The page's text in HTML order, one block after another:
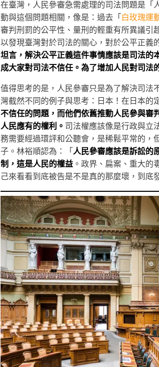
在臺灣，人民參審急需處理的司法問題是「
動與這個問題相關，像是：過去「 白玫瑰運
審判刑罰的公平性、量刑的輕重有所異議引
以發現臺灣對於司法的關心，對於公平正義
坦言，解決公平正義這件事情應該是司法的
成大家對司法不信任。為了增加人民對司法
值得思考的是，人民參審只是為了解決司法
灣截然不同的例子與思考：日本！在日本的
不信任的問題，而他們依舊推動人民參與審
人民應有的權利。 司法權應該像是行政與立
務需要經過環評和公聽會，是稀鬆平常的，
子。林裕順認為：「 人民參審應該是訴訟的
制，這是人民的權益 。政界、扁案、重大的
己來看看到底被告是不是真的那麼壞，到底